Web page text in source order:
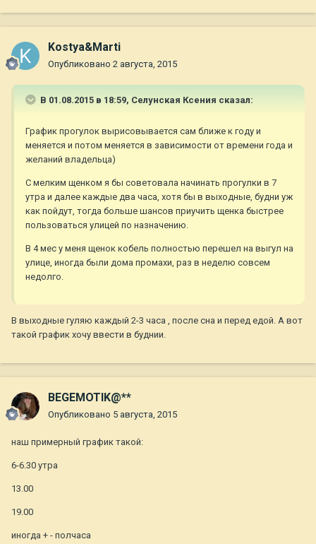
Kostya&Marti
Опубликовано 2 августа, 2015
В 01.08.2015 в 18:59, Селунская Ксения сказал:
График прогулок вырисовывается сам ближе к году и
меняется и потом меняется в зависимости от времени года и
желаний владельца)
С мелким щенком я бы советовала начинать прогулки в 7
утра и далее каждые два часа, хотя бы в выходные, будни уж
как пойдут, тогда больше шансов приучить щенка быстрее
пользоваться улицей по назначению.
В 4 мес у меня щенок кобель полностью перешел на выгул на
улице, иногда были дома промахи, раз в неделю совсем
недолго.
В выходные гуляю каждый 2-3 часа , после сна и перед едой. А вот
такой график хочу ввести в буднии.
BEGEMOTIK@**
Опубликовано 5 августа, 2015
наш примерный график такой:
6-6.30 утра
13.00
19.00
иногда + - полчаса